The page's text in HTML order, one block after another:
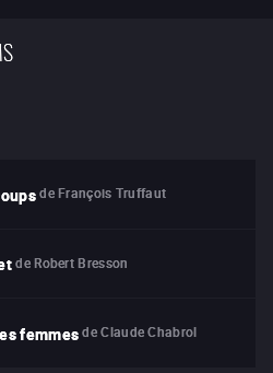
de François Truffaut
de Robert Bresson
femmes de Claude Chabrol